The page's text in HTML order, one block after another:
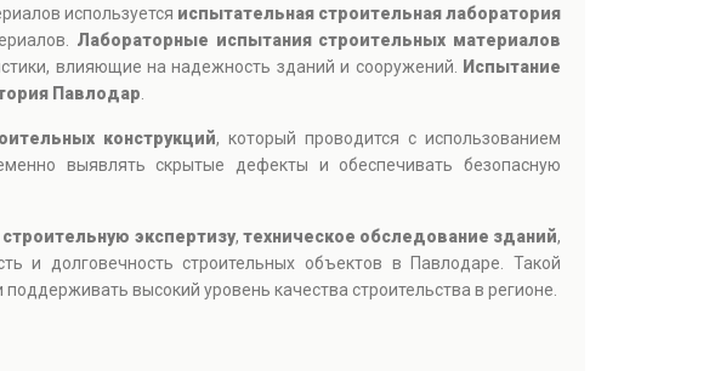
используется испытательная строительная лаборатория
Лабораторные испытания строительных материалов
влияющие на надежность зданий и сооружений.
Испытание
Павлодар
конструкций, который проводится с использованием
выявлять скрытые дефекты и обеспечивать безопасную
строительную экспертизу, техническое обследование зданий,
и долговечность строительных объектов в Павлодаре. Такой
высокий уровень качества строительства в регионе.